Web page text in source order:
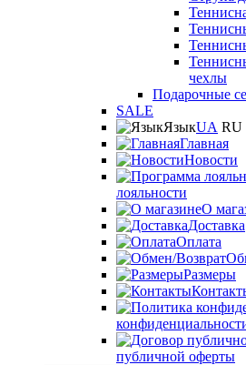
чехлы
Подарочные
SALE
ЯзыкUA RU
Главная
Новости
лояльности
О
Доставка
Оплата
Размеры
публичной оферты